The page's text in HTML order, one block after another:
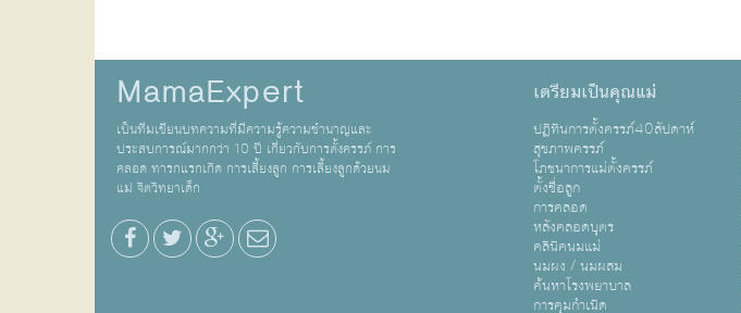
MamaExpert
เป็นทีมเขียนบทความที่มีความรู้ความชำนาญและ
ประสบการณ์มากกว่า 10 ปี เกี่ยวกับการตั้งครรภ์ การ
คลอด ทารกแรกเกิด การเลี้ยงลูก การเลี้ยงลูกด้วยนม
แม่ จิตวิทยาเด็ก
เตรียมเป็นคุณแม่
ปฏิทินการตั้งครรภ์40สัปดาห์
สุขภาพครรภ์
โภชนาการแม่ตั้งครรภ์
ตั้งชื่อลูก
การคลอด
หลังคลอดบุตร
คลินิคนมแม่
นมผง / นมผสม
ค้นหาโรงพยาบาล
การคุมกำเนิด